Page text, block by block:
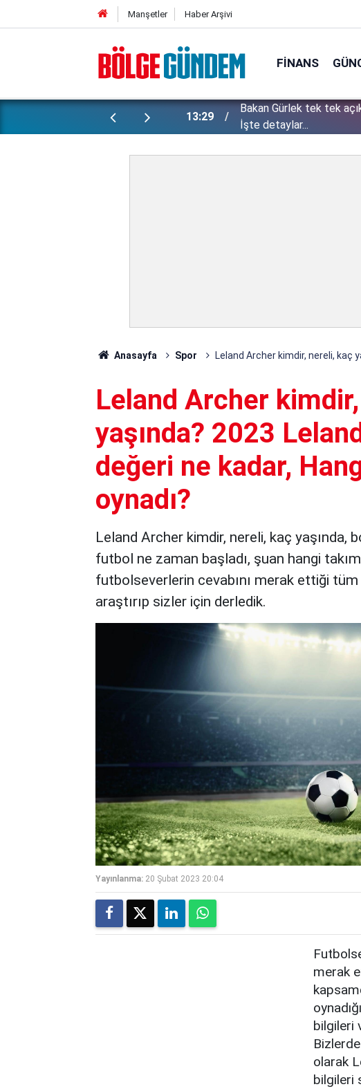
Manşetler Haber Arşivi
FINANS
yapılan gizli planları deşifre etti! 13:29
Bakan Gürlek tek tek
İşte detaylar...
Anasayfa Spor Leland Archer kimdir, nereli, kaç
Leland Archer
yaşında? 2023
değeri ne kadar,
oynadı?
Leland Archer kimdir, nereli, kaç yaşında,
futbol ne zaman başladı, şuan hangi
futbolseverlerin cevabını merak ettiği
araştırıp sizler için derledik.
Yayınlanma: 20 Şubat 2023 20:04
merak
bilgileri
olarak
bilgileri